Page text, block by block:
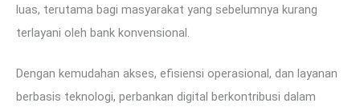
luas, terutama bagi masyarakat yang sebelumnya kurang
terlayani oleh bank konvensional.
Dengan kemudahan akses, efisiensi operasional, dan layanan
berbasis teknologi, perbankan digital berkontribusi dalam